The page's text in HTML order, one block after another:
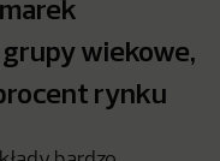
wiekowe,
rynku